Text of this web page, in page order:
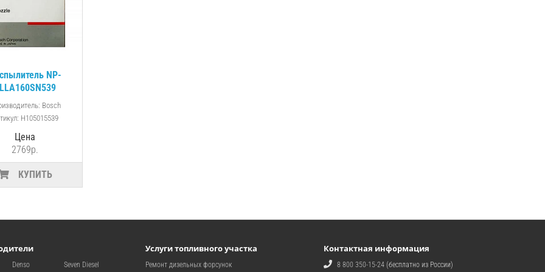
NP-
Mitsubishi
/ 6D22T)
Bosch
H105015539
Цена
2769р.
КУПИТЬ
Denso Seven Diesel
Услуги топливного участка
Ремонт дизельных форсунок
Контактная информация
8 800 350-15-24(бесплатно из России)